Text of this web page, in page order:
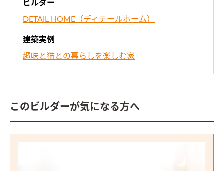
ビルダー
DETAIL HOME（ディテールホーム）
建築実例
趣味と猫との暮らしを楽しむ家
このビルダーが気になる方へ